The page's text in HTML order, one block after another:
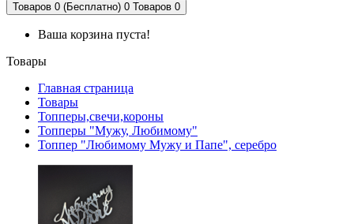
Товаров 0 (Бесплатно) 0 Товаров 0
Ваша корзина пуста!
Товары
Главная страница
Товары
Топперы,свечи,короны
Топперы "Мужу, Любимому"
Топпер "Любимому Мужу и Папе", серебро